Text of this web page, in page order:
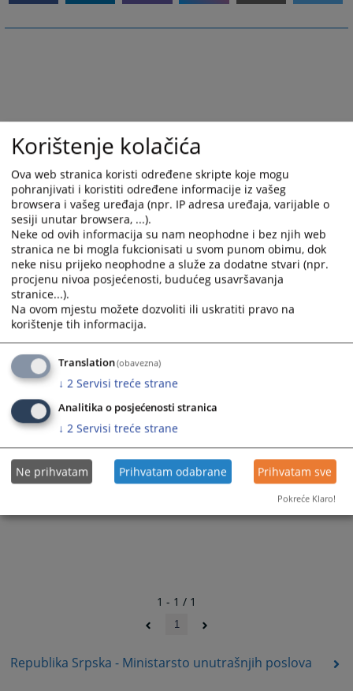
Republika Srpska - Ministarsto unutrašnjih poslova
1 - 1 / 1
1
Korištenje kolačića
Ova web stranica koristi određene skripte koje mogu
pohranjivati i koristiti određene informacije iz vašeg
browsera i vašeg uređaja (npr. IP adresa uređaja, varijable o
sesiji unutar browsera, ...).
Neke od ovih informacija su nam neophodne i bez njih web
stranica ne bi mogla fukcionisati u svom punom obimu, dok
neke nisu prijeko neophodne a služe za dodatne stvari (npr.
procjenu nivoa posjećenosti, budućeg usavršavanja
stranice...).
Na ovom mjestu možete dozvoliti ili uskratiti pravo na
korištenje tih informacija.
Translation(obavezna)
↓ 2 Servisi treće strane
Analitika o posjećenosti stranica
↓ 2 Servisi treće strane
Ne prihvatam Prihvatam odabrane Prihvatam sve
Pokreće Klaro!